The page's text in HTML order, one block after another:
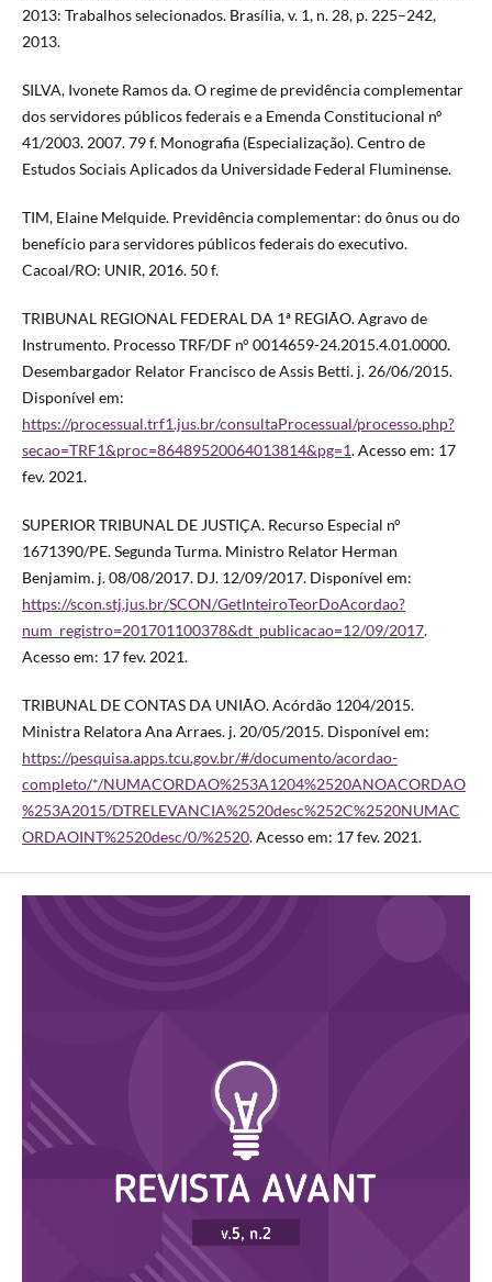
2013: Trabalhos selecionados. Brasília, v. 1, n. 28, p. 225–242,
2013.
SILVA, Ivonete Ramos da. O regime de previdência complementar
dos servidores públicos federais e a Emenda Constitucional nº
41/2003. 2007. 79 f. Monografia (Especialização). Centro de
Estudos Sociais Aplicados da Universidade Federal Fluminense.
TIM, Elaine Melquide. Previdência complementar: do ônus ou do
benefício para servidores públicos federais do executivo.
Cacoal/RO: UNIR, 2016. 50 f.
TRIBUNAL REGIONAL FEDERAL DA 1ª REGIÃO. Agravo de
Instrumento. Processo TRF/DF n° 0014659-24.2015.4.01.0000.
Desembargador Relator Francisco de Assis Betti. j. 26/06/2015.
Disponível em:
https://processual.trf1.jus.br/consultaProcessual/processo.php?
secao=TRF1&proc=86489520064013814&pg=1. Acesso em: 17
fev. 2021.
SUPERIOR TRIBUNAL DE JUSTIÇA. Recurso Especial n°
1671390/PE. Segunda Turma. Ministro Relator Herman
Benjamim. j. 08/08/2017. DJ. 12/09/2017. Disponível em:
https://scon.stj.jus.br/SCON/GetInteiroTeorDoAcordao?
num_registro=201701100378&dt_publicacao=12/09/2017.
Acesso em: 17 fev. 2021.
TRIBUNAL DE CONTAS DA UNIÃO. Acórdão 1204/2015.
Ministra Relatora Ana Arraes. j. 20/05/2015. Disponível em:
https://pesquisa.apps.tcu.gov.br/#/documento/acordao-
completo/*/NUMACORDAO%253A1204%2520ANOACORDAO
%253A2015/DTRELEVANCIA%2520desc%252C%2520NUMAC
ORDAOINT%2520desc/0/%2520. Acesso em: 17 fev. 2021.